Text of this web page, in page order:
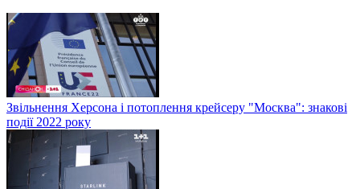
Звільнення Херсона і потоплення крейсеру "Москва": знакові
події 2022 року